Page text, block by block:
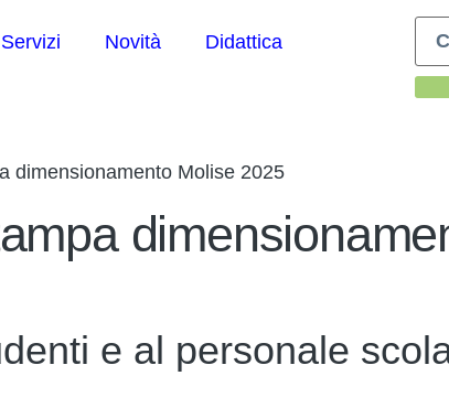
Servizi Novità Didattica
dimensionamento Molise 2025
e al personale